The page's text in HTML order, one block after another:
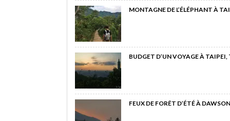
MONTAGNE DE L’ÉLÉPHANT À
BUDGET D’UN VOYAGE À
FEUX DE FORÊT D’ÉTÉ À